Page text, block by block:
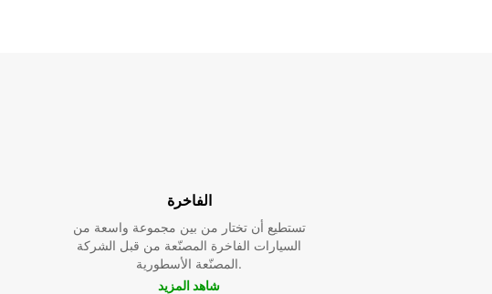
تأجير السيارات السلسة والمريحة في ورزازات.
الفاخرة
تستطيع أن تختار من بين مجموعة واسعة من
السيارات الفاخرة المصنّعة من قبل الشركة
المصنّعة الأسطورية.
شاهد المزيد